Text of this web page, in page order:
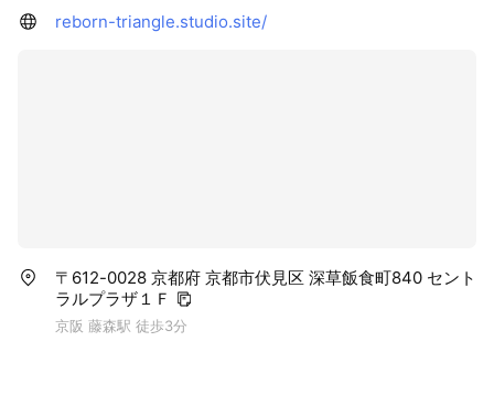
reborn-triangle.studio.site/
〒612-0028 京都府 京都市伏見区 深草飯食町840 セント
ラルプラザ１Ｆ
京阪 藤森駅 徒歩3分